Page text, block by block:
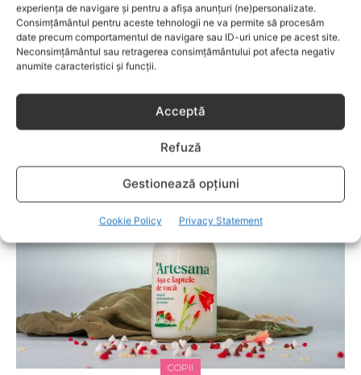
experiența de navigare și pentru a afișa anunțuri (ne)personalizate.
Consimțământul pentru aceste tehnologii ne va permite să procesăm
date precum comportamentul de navigare sau ID-uri unice pe acest site.
Neconsimțământul sau retragerea consimțământului pot afecta negativ
anumite caracteristici și funcții.
Acceptă
Refuză
Gestionează opțiuni
Cookie Policy Privacy Statement
capitol fascinant dedicat copiilor valoroși ai țării. ÎNVAŢĂ
SĂ PREVII! –sunt prezentate soluţii de prevenire a
anumitor probleme de sănătate ce pot afecta atât viaţa
copiilor, cât şi pe cea a părinţilor.
RELATED POSTS
COPII